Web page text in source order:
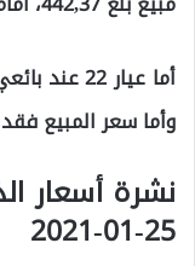
وأما سعر المبيع فقد بلغ
نشرة أسعار
25-01-2021